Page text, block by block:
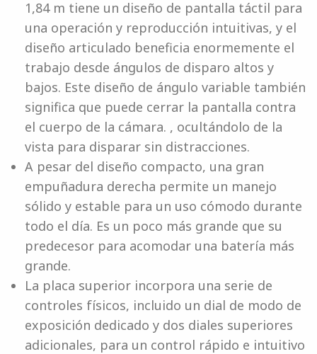
1,84 m tiene un diseño de pantalla táctil para
una operación y reproducción intuitivas, y el
diseño articulado beneficia enormemente el
trabajo desde ángulos de disparo altos y
bajos. Este diseño de ángulo variable también
significa que puede cerrar la pantalla contra
el cuerpo de la cámara. , ocultándolo de la
vista para disparar sin distracciones.
A pesar del diseño compacto, una gran
empuñadura derecha permite un manejo
sólido y estable para un uso cómodo durante
todo el día. Es un poco más grande que su
predecesor para acomodar una batería más
grande.
La placa superior incorpora una serie de
controles físicos, incluido un dial de modo de
exposición dedicado y dos diales superiores
adicionales, para un control rápido e intuitivo